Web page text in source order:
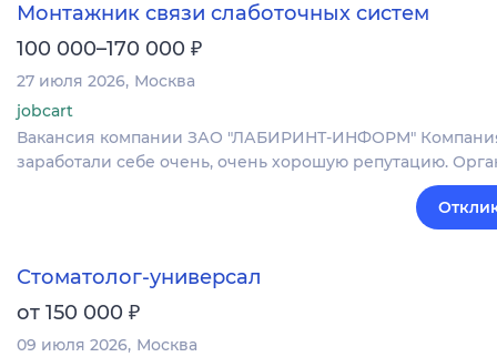
Монтажник связи слаботочных систем
100 000–170 000 ₽
27 июля 2026 Москва
jobcart
Вакансия компании ЗАО "ЛАБИРИНТ-ИНФОРМ" Компания
заработали себе очень, очень хорошую репутацию.
Стоматолог-универсал
от 150 000 ₽
09 июля 2026 Москва